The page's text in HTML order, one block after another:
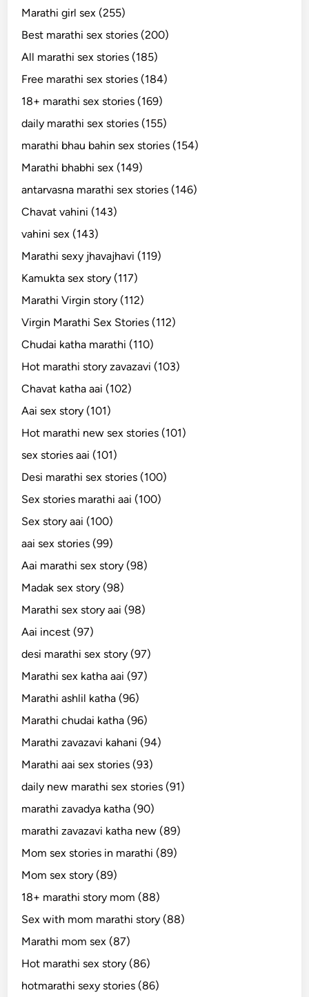
Marathi girl sex (255)
Best marathi sex stories (200)
All marathi sex stories (185)
Free marathi sex stories (184)
18+ marathi sex stories (169)
daily marathi sex stories (155)
marathi bhau bahin sex stories (154)
Marathi bhabhi sex (149)
antarvasna marathi sex stories (146)
Chavat vahini (143)
vahini sex (143)
Marathi sexy jhavajhavi (119)
Kamukta sex story (117)
Marathi Virgin story (112)
Virgin Marathi Sex Stories (112)
Chudai katha marathi (110)
Hot marathi story zavazavi (103)
Chavat katha aai (102)
Aai sex story (101)
Hot marathi new sex stories (101)
sex stories aai (101)
Desi marathi sex stories (100)
Sex stories marathi aai (100)
Sex story aai (100)
aai sex stories (99)
Aai marathi sex story (98)
Madak sex story (98)
Marathi sex story aai (98)
Aai incest (97)
desi marathi sex story (97)
Marathi sex katha aai (97)
Marathi ashlil katha (96)
Marathi chudai katha (96)
Marathi zavazavi kahani (94)
Marathi aai sex stories (93)
daily new marathi sex stories (91)
marathi zavadya katha (90)
marathi zavazavi katha new (89)
Mom sex stories in marathi (89)
Mom sex story (89)
18+ marathi story mom (88)
Sex with mom marathi story (88)
Marathi mom sex (87)
Hot marathi sex story (86)
hotmarathi sexy stories (86)